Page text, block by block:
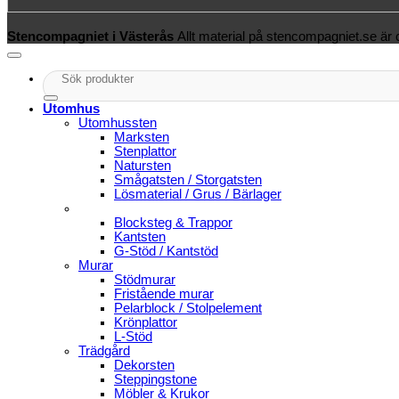
Stencompagniet i Västerås Allt material på stencompagniet.se är
Sök
efter:
Utomhus
Utomhussten
Marksten
Stenplattor
Natursten
Smågatsten / Storgatsten
Lösmaterial / Grus / Bärlager
Blocksteg & Trappor
Kantsten
G-Stöd / Kantstöd
Murar
Stödmurar
Fristående murar
Pelarblock / Stolpelement
Krönplattor
L-Stöd
Trädgård
Dekorsten
Steppingstone
Möbler & Krukor